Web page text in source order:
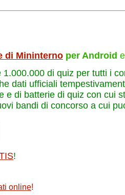
di Mininterno per Android
1.000.000 di quiz per tutti i
dati ufficiali
e di batterie di quiz con cui
bandi di concorso a cui
!
online!